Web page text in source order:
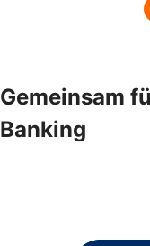
Gemeinsam
Banking